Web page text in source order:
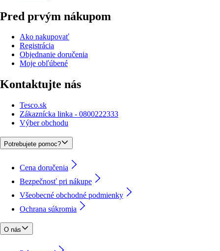
Pred prvým nákupom
Ako nakupovať
Registrácia
Objednanie doručenia
Moje obľúbené
Kontaktujte nás
Tesco.sk
Zákaznícka linka - 0800222333
Výber obchodu
Potrebujete pomoc?
Cena doručenia
Bezpečnosť pri nákupe
Všeobecné obchodné podmienky
Ochrana súkromia
O nás